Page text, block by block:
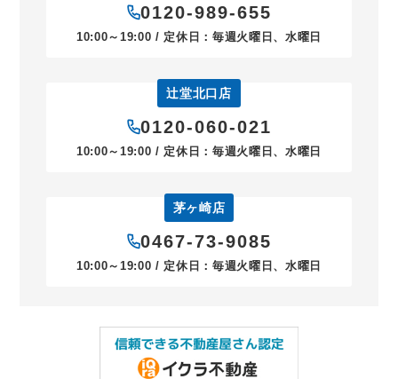
0120-989-655
10:00～19:00 / 定休日：毎週火曜日、水曜日
辻堂北口店
0120-060-021
10:00～19:00 / 定休日：毎週火曜日、水曜日
茅ヶ崎店
0467-73-9085
10:00～19:00 / 定休日：毎週火曜日、水曜日